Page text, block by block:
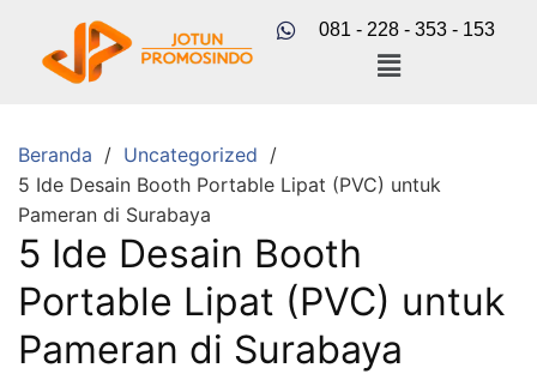
081 - 228 - 353 - 153
Beranda
Uncategorized
5 Ide Desain Booth Portable Lipat (PVC) untuk
Pameran di Surabaya
5 Ide Desain Booth
Portable Lipat (PVC) untuk
Pameran di Surabaya